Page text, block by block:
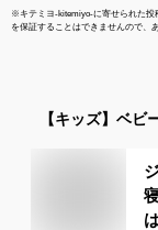
※キテミヨ-kitemiyo-に寄せられた投
を保証することはできませんので、
【キッズ】 ベビ